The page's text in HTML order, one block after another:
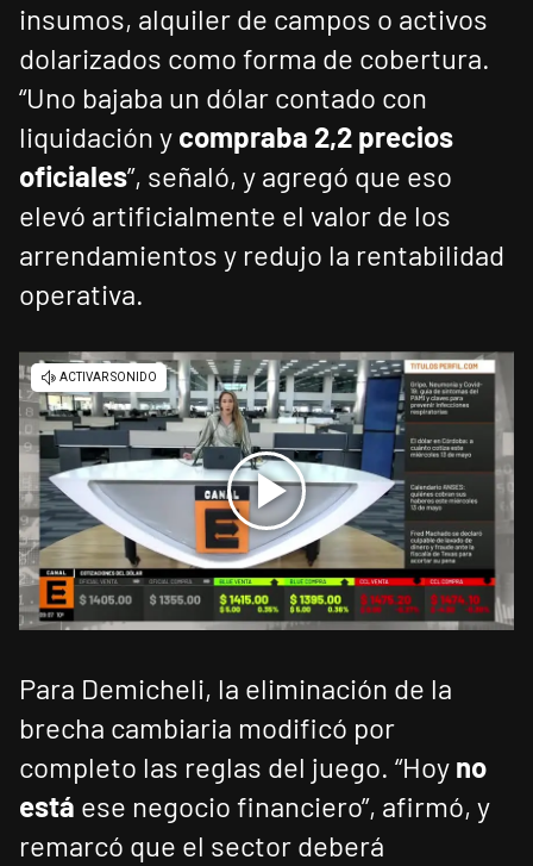
insumos, alquiler de campos o activos
dolarizados como forma de cobertura.
“Uno bajaba un dólar contado con
liquidación y compraba 2,2 precios
oficiales”, señaló, y agregó que eso
elevó artificialmente el valor de los
arrendamientos y redujo la rentabilidad
operativa.
Para Demicheli, la eliminación de la
brecha cambiaria modificó por
completo las reglas del juego. “Hoy no
está ese negocio financiero”, afirmó, y
remarcó que el sector deberá